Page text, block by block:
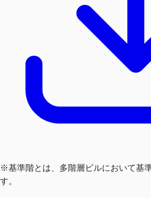
※基準階とは、多階層ビルにおいて基
す。